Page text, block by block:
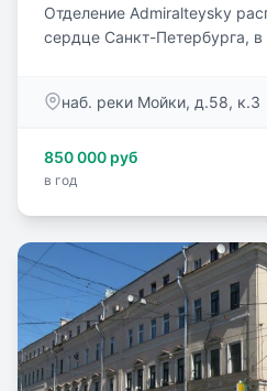
Отделение Admiralteysky
сердце Санкт-Петербурга, в
Зимний дворец и Невский
важный и интересный
наб. реки Мойки, д.58, к.3
850 000 руб
в год